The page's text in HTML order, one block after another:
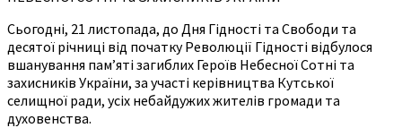
Сьогодні, 21 листопада, до Дня Гідності та Свободи та
десятої річниці від початку Революції Гідності відбулося
вшанування пам’яті загиблих Героїв Небесної Сотні та
захисників України, за участі керівництва Кутської
селищної ради, усіх небайдужих жителів громади та
духовенства.